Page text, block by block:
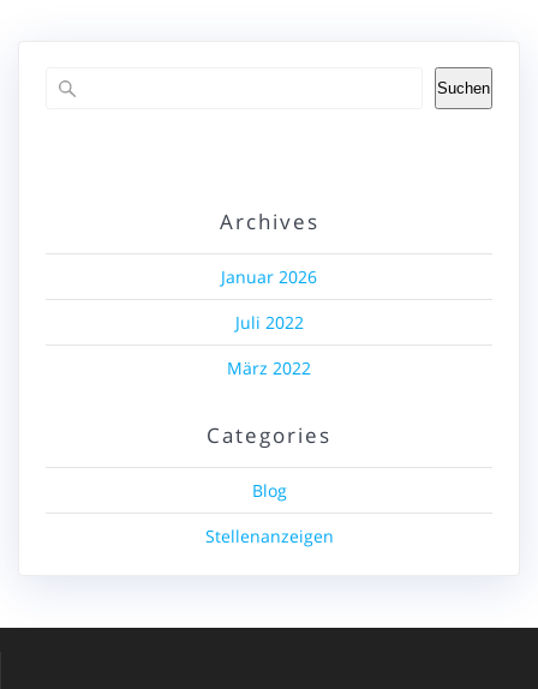
Suchen
Archives
Januar 2026
Juli 2022
März 2022
Categories
Blog
Stellenanzeigen